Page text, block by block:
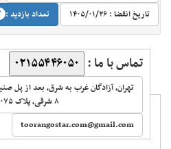
تاریخ انقضا : ۱۴۰۵/۰۱/۲۶‬ تعداد بازدید :
تماس با ما : ۰۲۱۵۵۴۴۶۰۵۰
تهران، آزادگان غرب به شرق، بعد از پل
۸ شرقی، پلاک ۲۰۷۵‌ و ۲۰۷۶
toorangostar.com@gmail.com